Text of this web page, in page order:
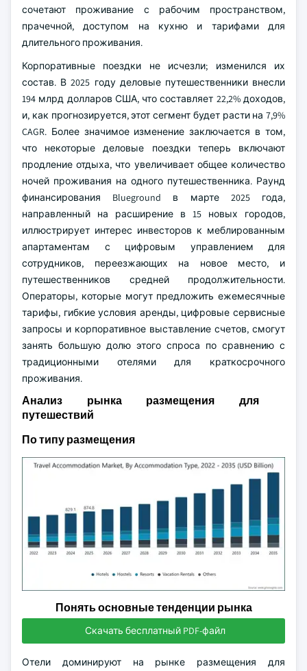
сочетают проживание с рабочим пространством,
прачечной, доступом на кухню и тарифами для
длительного проживания.
Корпоративные поездки не исчезли; изменился их
состав. В 2025 году деловые путешественники внесли
194 млрд долларов США, что составляет 22,2% доходов,
и, как прогнозируется, этот сегмент будет расти на 7,9%
CAGR. Более значимое изменение заключается в том,
что некоторые деловые поездки теперь включают
продление отдыха, что увеличивает общее количество
ночей проживания на одного путешественника. Раунд
финансирования Blueground в марте 2025 года,
направленный на расширение в 15 новых городов,
иллюстрирует интерес инвесторов к меблированным
апартаментам с цифровым управлением для
сотрудников, переезжающих на новое место, и
путешественников средней продолжительности.
Операторы, которые могут предложить ежемесячные
тарифы, гибкие условия аренды, цифровые сервисные
запросы и корпоративное выставление счетов, смогут
занять большую долю этого спроса по сравнению с
традиционными отелями для краткосрочного
проживания.
Анализ рынка размещения для
путешествий
По типу размещения
Понять основные тенденции рынка
Скачать бесплатный PDF-файл
Отели доминируют на рынке размещения для